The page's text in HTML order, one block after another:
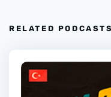
RELATED PODCASTS